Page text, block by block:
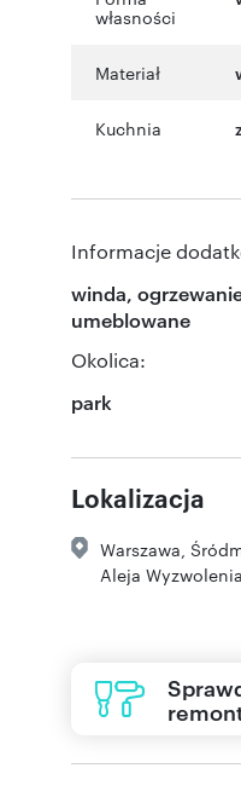
własności
Materiał
Kuchnia
Informacje
winda,
umeblowane
Okolica:
park
Lokalizacja
Warszawa
Aleja Wyzwolenia